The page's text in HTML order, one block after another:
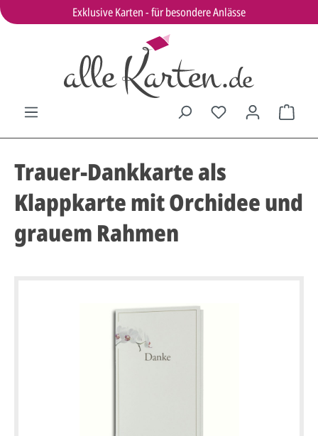
Exklusive Karten - für besondere Anlässe
Trauer-Dankkarte als
Klappkarte mit Orchidee und
grauem Rahmen